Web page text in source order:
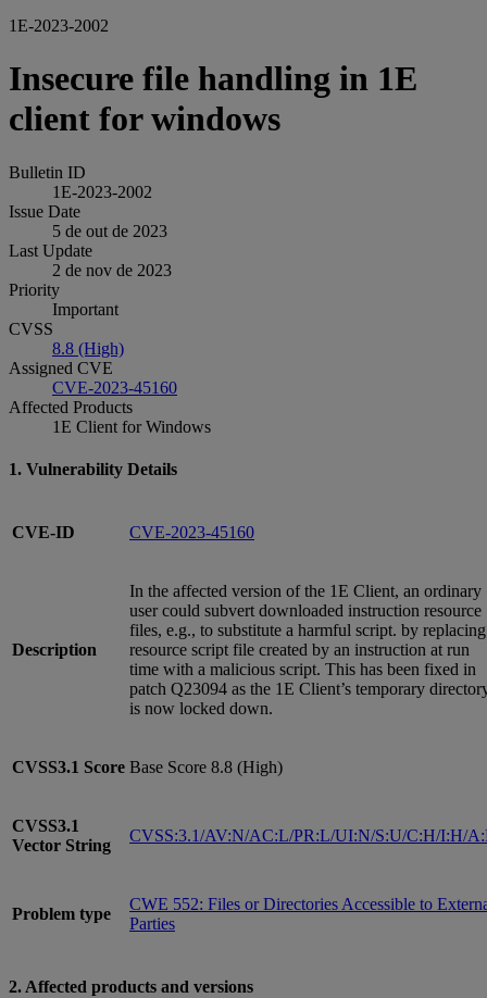
1E-2023-2002
Insecure file handling in 1E
client for windows
Bulletin ID
1E-2023-2002
Issue Date
5 de out de 2023
Last Update
2 de nov de 2023
Priority
Important
CVSS
8.8 (High)
Assigned CVE
CVE-2023-45160
Affected Products
1E Client for Windows
1. Vulnerability Details
CVE-ID CVE-2023-45160
Description
In the affected version of the 1E Client, an ordinary
user could subvert downloaded instruction resource
files, e.g., to substitute a harmful script. by
resource script file created by an instruction at run
time with a malicious script. This has been fixed in
patch Q23094 as the 1E Client’s temporary
is now locked down.
CVSS3.1 Score Base Score 8.8 (High)
CVSS3.1
Vector String
CVSS:3.1/AV:N/AC:L/PR:L/UI:N/S:U/C:H/I:H/
Problem type
CWE 552: Files or Directories Accessible to
Parties
2. Affected products and versions